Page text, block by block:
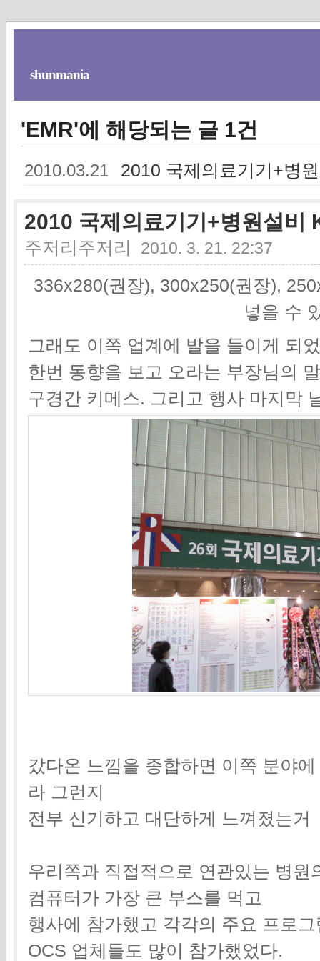
shunmania
'EMR'에 해당되는 글 1건
2010.03.21 2010 국제의료기기+병
2010 국제의료기기+병원설비
주저리주저리 2010. 3. 21. 22:37
336x280(권장), 300x250(권장),
넣을 수
그래도 이쪽 업계에 발을 들이게 되
한번 동향을 보고 오라는 부장님의
구경간 키메스. 그리고 행사 마지막
갔다온 느낌을 종합하면 이쪽 분야
라 그런지
전부 신기하고 대단하게 느껴졌는거
우리쪽과 직접적으로 연관있는 병
컴퓨터가 가장 큰 부스를 먹고
행사에 참가했고 각각의 주요 프로
OCS 업체들도 많이 참가했었다.